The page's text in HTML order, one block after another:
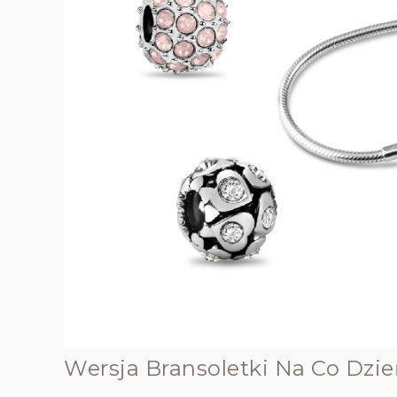
Wersja Bransoletki Na Co